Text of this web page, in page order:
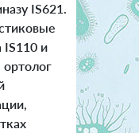
IS621.
IS110 и